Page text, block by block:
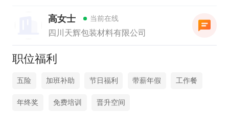
高女士 当前在线
四川天辉包装材料有限公司
职位福利
五险 加班补助 节日福利 带薪年假 工作餐
年终奖 免费培训 晋升空间